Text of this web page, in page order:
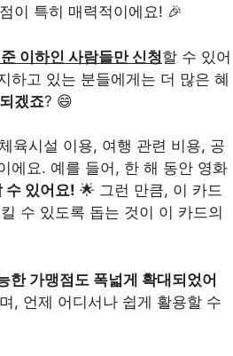
이 특히 매력적이에요! 🎉
이하인 사람들만 신청할 수 있어
하고 있는 분들에게는 더 많은 혜
겠죠? 😄
육시설 이용, 여행 관련 비용, 공
에요. 예를 들어, 한 해 동안 영화
수 있어요! 🌟 그런 만큼, 이 카드
수 있도록 돕는 것이 이 카드의
한 가맹점도 폭넓게 확대되었어
, 언제 어디서나 쉽게 활용할 수